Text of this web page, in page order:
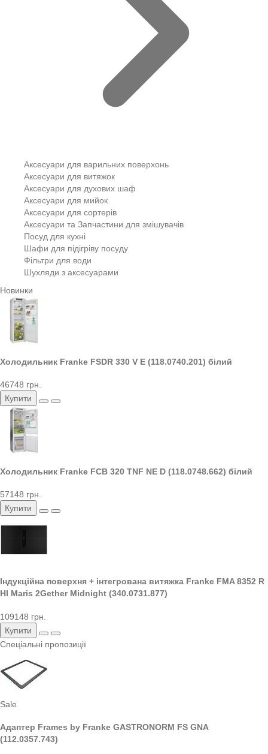
Аксесуари для варильних поверхонь
Аксесуари для витяжок
Аксесуари для духових шаф
Аксесуари для мийок
Аксесуари для сортерів
Аксесуари та Запчастини для змішувачів
Посуд для кухні
Шафи для підігріву посуду
Фільтри для води
Шухляди з аксесуарами
Новинки
Холодильник Franke FSDR 330 V E (118.0740.201) білий
46748 грн.
Купити
Холодильник Franke FCB 320 TNF NE D (118.0748.662) білий
57148 грн.
Купити
Індукційна поверхня + інтегрована витяжка Franke FMA 8352 R
HI Maris 2Gether Midnight (340.0731.877)
109148 грн.
Купити
Спеціальні пропозиції
Sale
Адаптер Frames by Franke GASTRONORM FS GNA
(112.0357.743)